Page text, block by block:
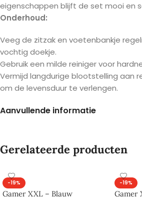
eigenschappen blijft de set mooi en
Onderhoud:
Veeg de zitzak en voetenbankje
vochtig doekje.
Gebruik een milde reiniger voor
Vermijd langdurige blootstelling aan
om de levensduur te verlengen.
Aanvullende informatie
Gerelateerde producten
-19%
Gamer XXL – Blauw
-19%
Gamer